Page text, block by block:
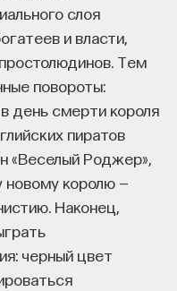
слоя
и власти,
Тем
повороты:
день смерти короля
пиратов
«Веселый Роджер»,
новому королю —
Наконец,
черный цвет